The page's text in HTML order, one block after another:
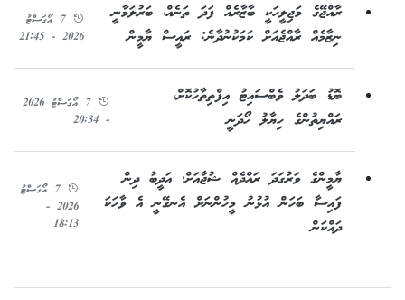
ރާއްޖޭގެ މަޖިލީހަކީ ބާޒާރެއް ފަދަ ތަނެއް، ބަރުލަމާނީ
ނިޒާމެއް ރާއްޖެއަށް ކަމަކުނުދާނެ: ރައީސް ޔާމީން
7 އޯގަސްޓު
2026 - 21:45
ބޮޑު ބަދަލު ވެބްސައިޓު އިފްތިތާހުކޮށް،
ރައްޔިތުންގެ ހިޔާލު ހޯދަނީ
7 އޯގަސްޓު 2026
- 20:34
ޔާމީންގެ ވަރުގަދަ ރައްދެއް ޝުޖާއަށް؛ އަދީބު ދިން
ފައިސާ ބަހަން އުޅުނު މީހުންނަށް އެނގޭނީ އެ ވާހަކަ
ދައްކަން
7 އޯގަސްޓު
2026 -
18:13